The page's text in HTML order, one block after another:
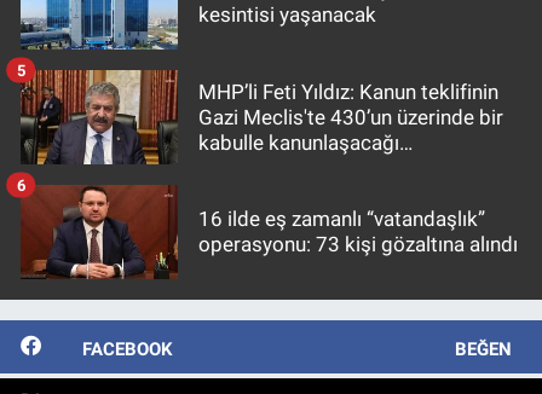
kesintisi yaşanacak
MHP’li Feti Yıldız: Kanun teklifinin
Gazi Meclis'te 430’un üzerinde bir
kabulle kanunlaşacağı
5
16 ilde eş zamanlı “vatandaşlık”
operasyonu: 73 kişi gözaltına alındı
6
FACEBOOK BEĞEN